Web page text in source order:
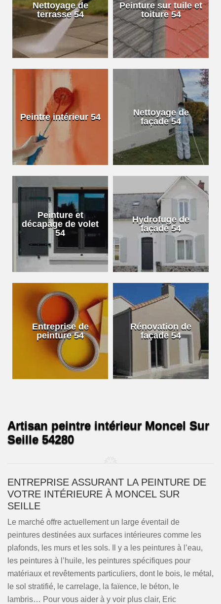
Nettoyage de
terrasse 54
Peinture sur tuile et
toiture 54
Peintre intérieur 54
Nettoyage de
façade 54
Peinture et
décapage de volet
54
Hydrofuge de
façade 54
Entreprise de
peinture 54
Rénovation de
façade 54
Artisan peintre intérieur Moncel Sur
Seille 54280
ENTREPRISE ASSURANT LA PEINTURE DE
VOTRE INTÉRIEURE À MONCEL SUR
SEILLE
Le marché offre actuellement un large éventail de
peintures destinées aux surfaces intérieures comme les
plafonds, les murs et les sols. Il y a les peintures à l’eau,
les peintures à l’huile, les peintures spécifiques pour
matériaux et revêtements particuliers, dont le bois, le métal,
le sol stratifié, le carrelage, la faïence, le béton, le
lambris… Pour vous aider à y voir plus clair, Eric